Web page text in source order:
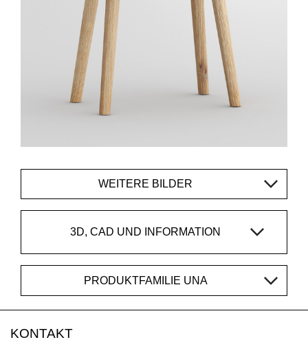
WEITERE BILDER
3D, CAD UND INFORMATION
PRODUKTFAMILIE UNA
KONTAKT